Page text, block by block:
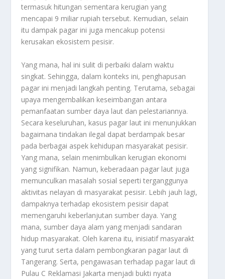
termasuk hitungan sementara kerugian yang
mencapai 9 miliar rupiah tersebut. Kemudian, selain
itu dampak pagar ini juga mencakup potensi
kerusakan ekosistem pesisir.
Yang mana, hal ini sulit di perbaiki dalam waktu
singkat. Sehingga, dalam konteks ini, penghapusan
pagar ini menjadi langkah penting. Terutama, sebagai
upaya mengembalikan keseimbangan antara
pemanfaatan sumber daya laut dan pelestariannya.
Secara keseluruhan, kasus pagar laut ini menunjukkan
bagaimana tindakan ilegal dapat berdampak besar
pada berbagai aspek kehidupan masyarakat pesisir.
Yang mana, selain menimbulkan kerugian ekonomi
yang signifikan. Namun, keberadaan pagar laut juga
memunculkan masalah sosial seperti terganggunya
aktivitas nelayan di masyarakat pesisir. Lebih jauh lagi,
dampaknya terhadap ekosistem pesisir dapat
memengaruhi keberlanjutan sumber daya. Yang
mana, sumber daya alam yang menjadi sandaran
hidup masyarakat. Oleh karena itu, inisiatif masyarakt
yang turut serta dalam pembongkaran pagar laut di
Tangerang. Serta, pengawasan terhadap pagar laut di
Pulau C Reklamasi Jakarta menjadi bukti nyata